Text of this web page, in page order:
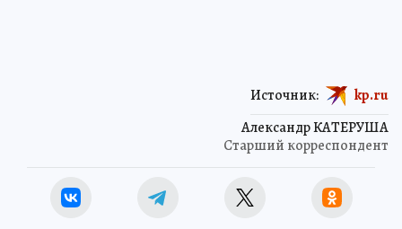
Александр КАТЕРУША
Старший корреспондент
Источник: kp.ru